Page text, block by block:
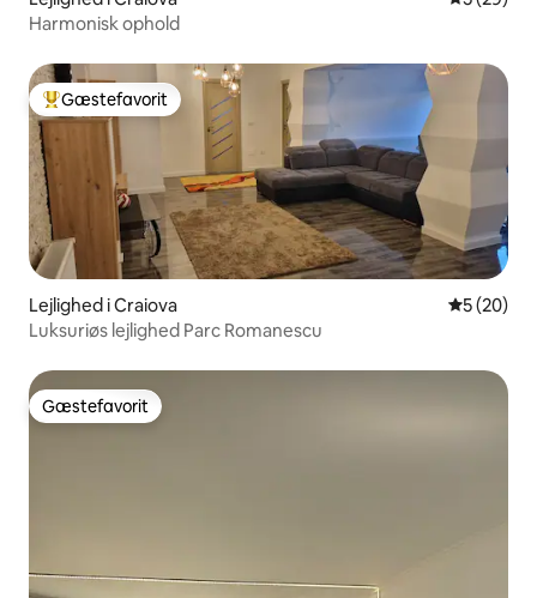
Harmonisk ophold
Bedste gæstefavorit
Gæstefavorit
Lejlighed i Craiova 5 ud af 5 i
5 (20)
Luksuriøs lejlighed Parc Romanescu
Gæstefavorit
Gæstefavorit